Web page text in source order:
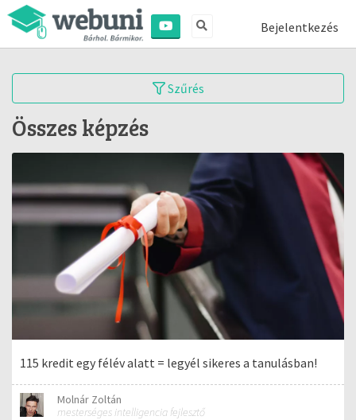
Bejelentkezés
Szűrés
Összes képzés
115 kredit egy félév alatt = legyél sikeres a tanulásban!
Molnár Zoltán
mesterséges intelligencia fejlesztő